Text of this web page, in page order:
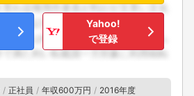
Yahoo!
で登録
正社員 年収600万円 2016年度